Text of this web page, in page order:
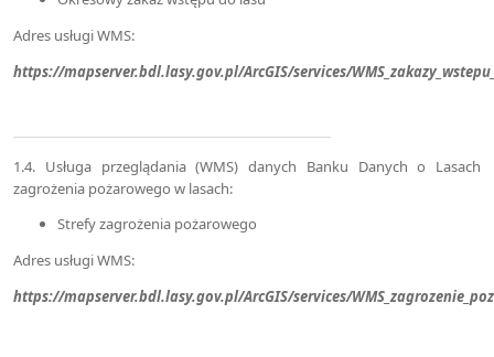
Adres usługi WMS:
https://mapserver.bdl.lasy.gov.pl/ArcGIS/services/
1.4. Usługa przeglądania (WMS) danych Banku Danych o Lasach
zagrożenia pożarowego w lasach:
Strefy zagrożenia pożarowego
Adres usługi WMS:
https://mapserver.bdl.lasy.gov.pl/ArcGIS/services/